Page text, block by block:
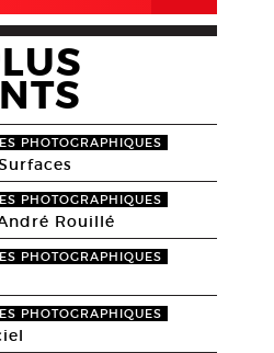
PHOTOGRAPHIQUES
PHOTOGRAPHIQUES
Rouillé
PHOTOGRAPHIQUES
PHOTOGRAPHIQUES